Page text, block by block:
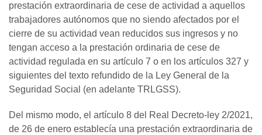
prestación extraordinaria de cese de actividad a aquellos
trabajadores autónomos que no siendo afectados por el
cierre de su actividad vean reducidos sus ingresos y no
tengan acceso a la prestación ordinaria de cese de
actividad regulada en su artículo 7 o en los artículos 327 y
siguientes del texto refundido de la Ley General de la
Seguridad Social (en adelante TRLGSS).
Del mismo modo, el artículo 8 del Real Decreto-ley 2/2021,
de 26 de enero establecía una prestación extraordinaria de